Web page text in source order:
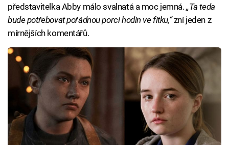
představitelka Abby málo svalnatá a moc jemná.„Ta teda
bude potřebovat pořádnou porci hodin ve fitku,“zní jeden z
mírnějších komentářů.